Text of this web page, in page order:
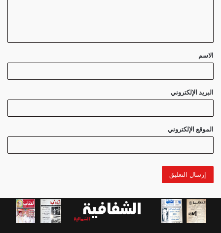
ق
*
الاسم
البريد الإلكتروني
الموقع الإلكتروني